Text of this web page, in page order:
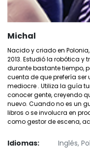
Michal
Nacido y criado en
2013. Estudió la robótica
durante bastante tiempo,
cuenta de que prefería
mediocre . Utiliza la guía
conocer gente, creyendo
nuevo. Cuando no es un
libros o se involucra en
como gestor de escena,
Idiomas:
Inglés,